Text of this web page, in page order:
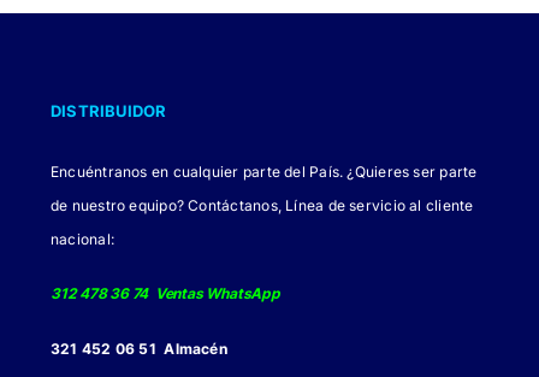
DISTRIBUIDOR
Encuéntranos en cualquier parte del País. ¿Quieres ser parte
de nuestro equipo? Contáctanos, Línea de servicio al cliente
nacional:
312 478 36 74 Ventas WhatsApp
321 452 06 51 Almacén